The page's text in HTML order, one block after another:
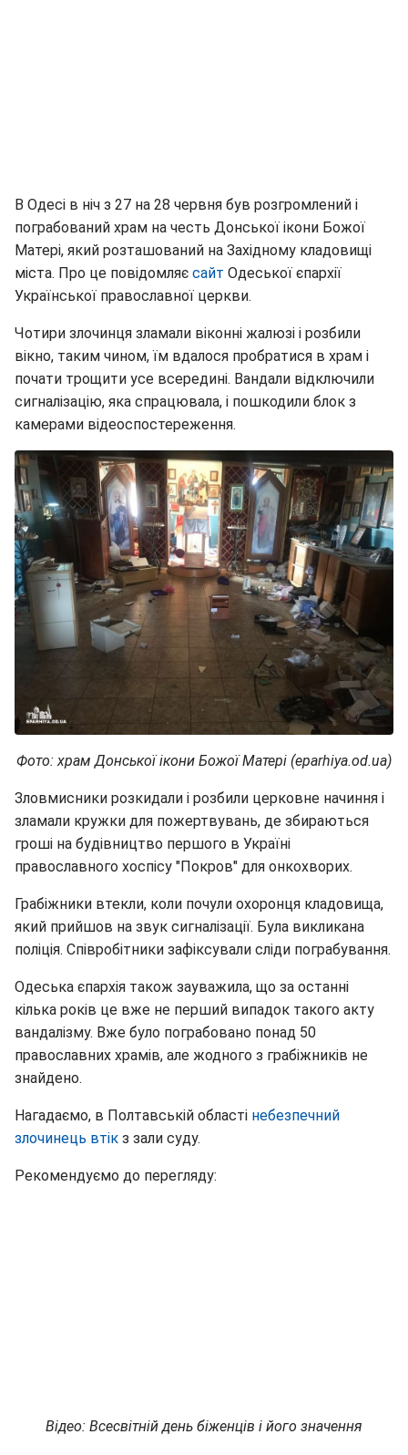
В Одесі в ніч з 27 на 28 червня був розгромлений і
пограбований храм на честь Донської ікони Божої
Матері, який розташований на Західному кладовищі
міста. Про це повідомляє сайт Одеської єпархії
Української православної церкви.
Чотири злочинця зламали віконні жалюзі і розбили
вікно, таким чином, їм вдалося пробратися в храм і
почати трощити усе всередині. Вандали відключили
сигналізацію, яка спрацювала, і пошкодили блок з
камерами відеоспостереження.
Фото: храм Донської ікони Божої Матері (eparhiya.od.ua)
Зловмисники розкидали і розбили церковне начиння і
зламали кружки для пожертвувань, де збираються
гроші на будівництво першого в Україні
православного хоспісу "Покров" для онкохворих.
Грабіжники втекли, коли почули охоронця кладовища,
який прийшов на звук сигналізації. Була викликана
поліція. Співробітники зафіксували сліди пограбування.
Одеська єпархія також зауважила, що за останні
кілька років це вже не перший випадок такого акту
вандалізму. Вже було пограбовано понад 50
православних храмів, але жодного з грабіжників не
знайдено.
Нагадаємо, в Полтавській області небезпечний
злочинець втік з зали суду.
Рекомендуємо до перегляду:
Відео: Всесвітній день біженців і його значення